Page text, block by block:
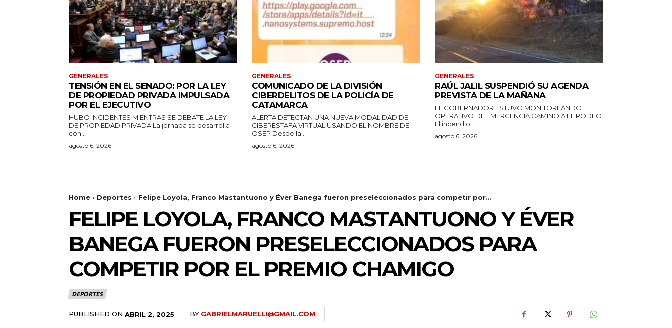
GENERALES
TENSIÓN EN EL SENADO: POR LA LEY
DE PROPIEDAD PRIVADA IMPULSADA
POR EL EJECUTIVO
HUBO INCIDENTES MIENTRAS SE DEBATE LA LEY
DE PROPIEDAD PRIVADA La jornada se desarrolla
con...
agosto 6, 2026
GENERALES
COMUNICADO DE LA DIVISIÓN
CIBERDELITOS DE LA POLICÍA DE
CATAMARCA
ALERTA DETECTAN UNA NUEVA MODALIDAD DE
CIBERESTAFA VIRTUAL USANDO EL NOMBRE DE
OSEP Desde la...
agosto 6, 2026
GENERALES
RAÚL JALIL SUSPENDIÓ SU AGENDA
PREVISTA DE LA MAÑANA
EL GOBERNADOR ESTUVO MONITOREANDO EL
OPERATIVO DE EMERGENCIA CAMINO A EL RODEO
El incendio...
agosto 6, 2026